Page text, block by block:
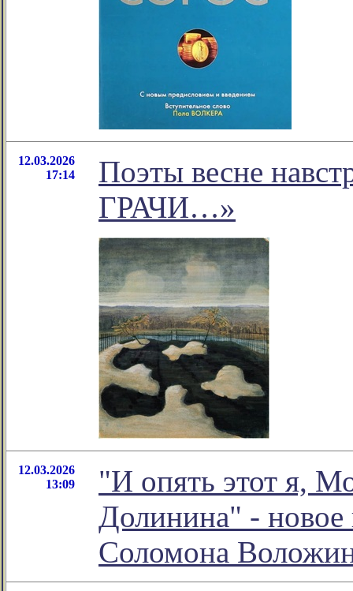
12.03.2026
17:14
Поэты весне
ГРАЧИ…»
12.03.2026
13:09
"И опять этот я,
Долинина" - новое
Соломона